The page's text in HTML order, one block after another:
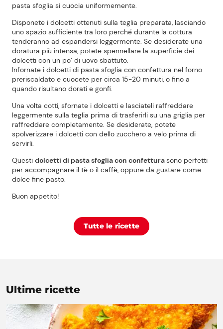
pasta sfoglia si cuocia uniformemente.
Disponete i dolcetti ottenuti sulla teglia preparata, lasciando
uno spazio sufficiente tra loro perché durante la cottura
tenderanno ad espandersi leggermente. Se desiderate una
doratura più intensa, potete spennellare la superficie dei
dolcetti con un po’ di uovo sbattuto.
Infornate i dolcetti di pasta sfoglia con confettura nel forno
preriscaldato e cuocete per circa 15-20 minuti, o fino a
quando risultano dorati e gonfi.
Una volta cotti, sfornate i dolcetti e lasciateli raffreddare
leggermente sulla teglia prima di trasferirli su una griglia per
raffreddare completamente. Se desiderate, potete
spolverizzare i dolcetti con dello zucchero a velo prima di
servirli.
Questi dolcetti di pasta sfoglia con confetturasono perfetti
per accompagnare il tè o il caffè, oppure da gustare come
dolce fine pasto.
Buon appetito!
Tutte le ricette
Ultime ricette